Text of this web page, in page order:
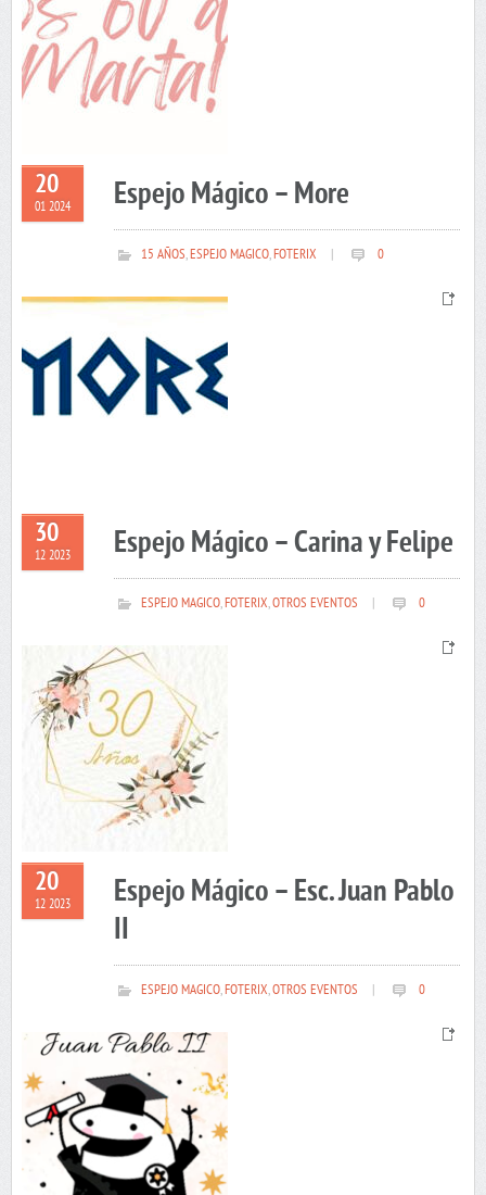
20
01 2024 Espejo Mágico – More
15 AÑOS,ESPEJO MAGICO,FOTERIX 0
30
12 2023 Espejo Mágico – Carina y Felipe
ESPEJO MAGICO,FOTERIX,OTROS EVENTOS 0
20
12 2023
Espejo Mágico – Esc. Juan Pablo
II
ESPEJO MAGICO,FOTERIX,OTROS EVENTOS 0